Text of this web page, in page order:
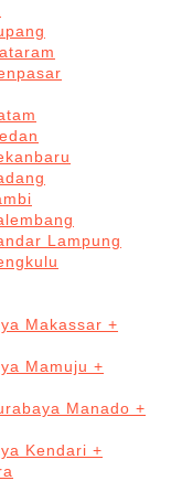
Lampung
Makassar +
Mamuju +
Manado +
Kendari +